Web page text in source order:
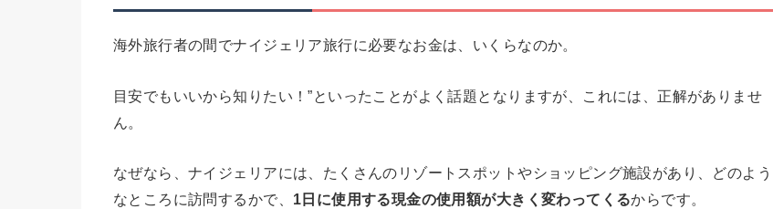
海外旅行者の間でナイジェリア旅行に必要なお金は、いくらなのか。
目安でもいいから知りたい！”といったことがよく話題となりますが、これには、正解がありませ
ん。
なぜなら、ナイジェリアには、たくさんのリゾートスポットやショッピング施設があり、どのよう
なところに訪問するかで、 1日に使用する現金の使用額が大きく変わってくるからです。